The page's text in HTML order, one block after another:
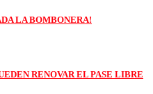
LA BOMBONERA!
RENOVAR EL PASE LIBRE